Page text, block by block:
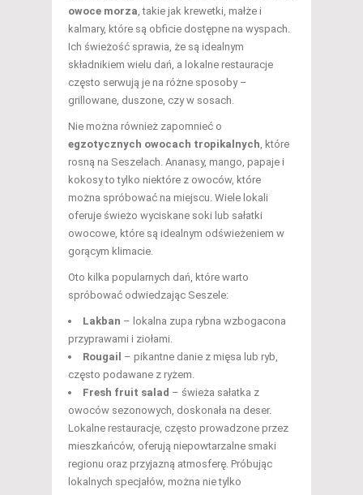
owoce morza, takie jak krewetki, małże i
kalmary, które są obficie dostępne na wyspach.
Ich świeżość sprawia, że są idealnym
składnikiem wielu dań, a lokalne restauracje
często serwują je na różne sposoby –
grillowane, duszone, czy w sosach.
Nie można również zapomnieć o
egzotycznych owocach tropikalnych, które
rosną na Seszelach. Ananasy, mango, papaje i
kokosy to tylko niektóre z owoców, które
można spróbować na miejscu. Wiele lokali
oferuje świeżo wyciskane soki lub sałatki
owocowe, które są idealnym odświeżeniem w
gorącym klimacie.
Oto kilka popularnych dań, które warto
spróbować odwiedzając Seszele:
Lakban – lokalna zupa rybna wzbogacona
przyprawami i ziołami.
Rougail – pikantne danie z mięsa lub ryb,
często podawane z ryżem.
Fresh fruit salad – świeża sałatka z
owoców sezonowych, doskonała na deser.
Lokalne restauracje, często prowadzone przez
mieszkańców, oferują niepowtarzalne smaki
regionu oraz przyjazną atmosferę. Próbując
lokalnych specjałów, można nie tylko